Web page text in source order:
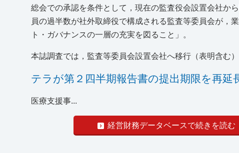
総会での承認を条件として，現在の監査役会設置会社か
員の過半数が社外取締役で構成される監査等委員会が，
ト・ガバナンスの一層の充実を図ること」。
本誌調査では，監査等委員会設置会社へ移行（表明含む
テラが第２四半期報告書の提出期限を再延
医療支援事...
経営財務データベースで続きを読む